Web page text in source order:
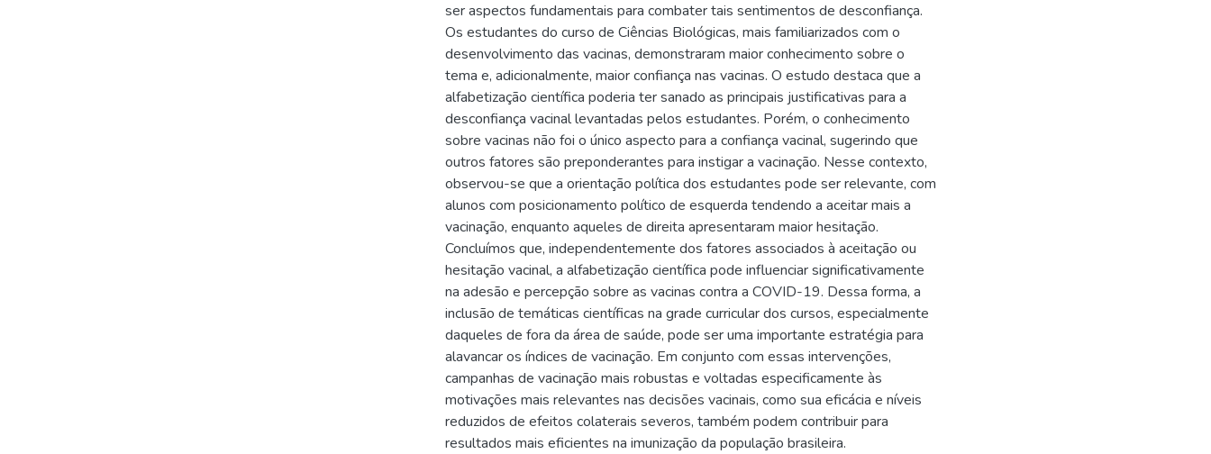
ser aspectos fundamentais para combater tais sentimentos de desconfiança.
Os estudantes do curso de Ciências Biológicas, mais familiarizados com o
desenvolvimento das vacinas, demonstraram maior conhecimento sobre o
tema e, adicionalmente, maior confiança nas vacinas. O estudo destaca que a
alfabetização científica poderia ter sanado as principais justificativas para a
desconfiança vacinal levantadas pelos estudantes. Porém, o conhecimento
sobre vacinas não foi o único aspecto para a confiança vacinal, sugerindo que
outros fatores são preponderantes para instigar a vacinação. Nesse contexto,
observou-se que a orientação política dos estudantes pode ser relevante, com
alunos com posicionamento político de esquerda tendendo a aceitar mais a
vacinação, enquanto aqueles de direita apresentaram maior hesitação.
Concluímos que, independentemente dos fatores associados à aceitação ou
hesitação vacinal, a alfabetização científica pode influenciar significativamente
na adesão e percepção sobre as vacinas contra a COVID-19. Dessa forma, a
inclusão de temáticas científicas na grade curricular dos cursos, especialmente
daqueles de fora da área de saúde, pode ser uma importante estratégia para
alavancar os índices de vacinação. Em conjunto com essas intervenções,
campanhas de vacinação mais robustas e voltadas especificamente às
motivações mais relevantes nas decisões vacinais, como sua eficácia e níveis
reduzidos de efeitos colaterais severos, também podem contribuir para
resultados mais eficientes na imunização da população brasileira.